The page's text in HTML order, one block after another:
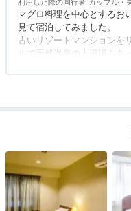
利用した際の同行者 カップル・
マグロ料理を中心とするお
見て宿泊してみました。
古いリゾートマンションを
ルで天然温泉の大浴場もあ
あって徒歩圏には飲食店
買い物は便利な立地で、三
部屋もすべてオーシャンビ
丁度桜祭りの時期で河津
でも歩いて10分ほどで満開
した。
期待していた食事ですが種
アクセス 4.0 コスパ 4.0 客室